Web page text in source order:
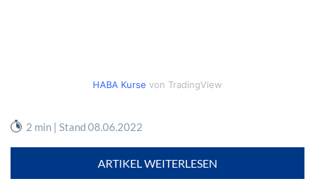
HABA Kurse von TradingView
2 min | Stand 08.06.2022
ARTIKEL WEITERLESEN